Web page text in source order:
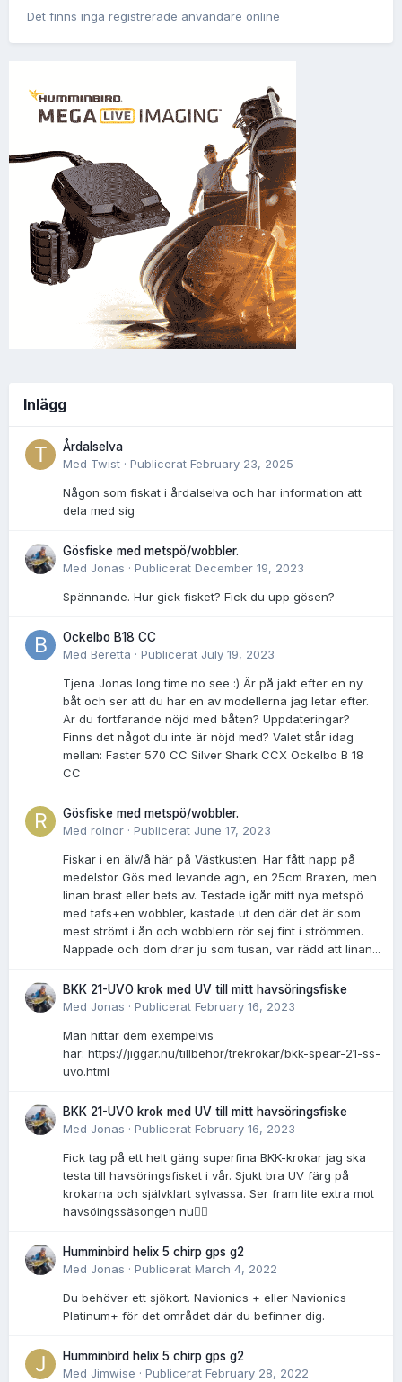
Det finns inga registrerade användare online
Inlägg
Årdalselva
Med Twist · Publicerat February 23, 2025
Någon som fiskat i årdalselva och har information att
dela med sig
Gösfiske med metspö/wobbler.
Med Jonas · Publicerat December 19, 2023
Spännande. Hur gick fisket? Fick du upp gösen?
Ockelbo B18 CC
Med Beretta · Publicerat July 19, 2023
Tjena Jonas long time no see :) Är på jakt efter en ny
båt och ser att du har en av modellerna jag letar efter.
Är du fortfarande nöjd med båten? Uppdateringar?
Finns det något du inte är nöjd med? Valet står idag
mellan: Faster 570 CC Silver Shark CCX Ockelbo B 18
CC
Gösfiske med metspö/wobbler.
Med rolnor · Publicerat June 17, 2023
Fiskar i en älv/å här på Västkusten. Har fått napp på
medelstor Gös med levande agn, en 25cm Braxen, men
linan brast eller bets av. Testade igår mitt nya metspö
med tafs+en wobbler, kastade ut den där det är som
mest strömt i ån och wobblern rör sej fint i strömmen.
Nappade och dom drar ju som tusan, var rädd att linan...
BKK 21-UVO krok med UV till mitt havsöringsfiske
Med Jonas · Publicerat February 16, 2023
Man hittar dem exempelvis
här: https://jiggar.nu/tillbehor/trekrokar/bkk-spear-21-ss-
uvo.html
BKK 21-UVO krok med UV till mitt havsöringsfiske
Med Jonas · Publicerat February 16, 2023
Fick tag på ett helt gäng superfina BKK-krokar jag ska
testa till havsöringsfisket i vår. Sjukt bra UV färg på
krokarna och självklart sylvassa. Ser fram lite extra mot
havsöingssäsongen nu👌🏻
Humminbird helix 5 chirp gps g2
Med Jonas · Publicerat March 4, 2022
Du behöver ett sjökort. Navionics + eller Navionics
Platinum+ för det området där du befinner dig.
Humminbird helix 5 chirp gps g2
Med Jimwise · Publicerat February 28, 2022